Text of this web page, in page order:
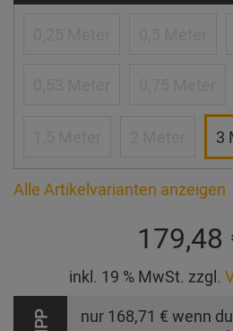
3
Alle Artikelvarianten anzeigen
179,48
inkl. 19 % MwSt. zzgl.
nur 168,71 € wenn